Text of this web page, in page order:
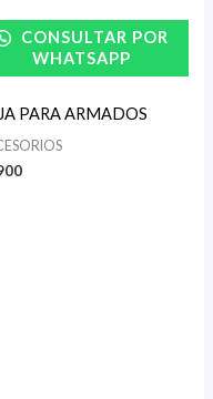
CONSULTAR POR
WHATSAPP
PARA ARMADOS